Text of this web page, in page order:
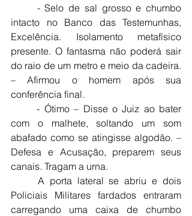
intacto no Banco das Testemunhas,
Excelência. Isolamento metafísico
presente. O fantasma não poderá sair
do raio de um metro e meio da cadeira.
– Afirmou o homem após sua
conferência final.
	- Ótimo – Disse o Juiz ao bater
com o malhete, soltando um som
abafado como se atingisse algodão. –
Defesa e Acusação, preparem seus
canais. Tragam a urna.
Policiais Militares fardados entraram
carregando uma caixa de chumbo